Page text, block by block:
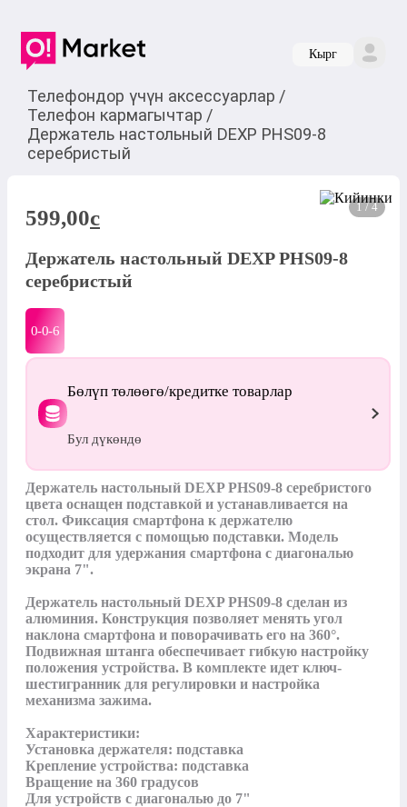
Кырг
Телефондор үчүн аксессуарлар /
Телефон кармагычтар /
Держатель настольный DEXP PHS09-8
серебристый
1 / 4
599,00c
Держатель настольный DEXP PHS09-8
серебристый
0-0-6
Бөлүп төлөөгө/кредитке товарлар
Бул дүкөндө
Держатель настольный DEXP PHS09-8 серебристого
цвета оснащен подставкой и устанавливается на
стол. Фиксация смартфона к держателю
осуществляется с помощью подставки. Модель
подходит для удержания смартфона с диагональю
экрана 7".
Держатель настольный DEXP PHS09-8 сделан из
алюминия. Конструкция позволяет менять угол
наклона смартфона и поворачивать его на 360°.
Подвижная штанга обеспечивает гибкую настройку
положения устройства. В комплекте идет ключ-
шестигранник для регулировки и настройка
механизма зажима.
Характеристики:
Установка держателя: подставка
Крепление устройства: подставка
Вращение на 360 градусов
Для устройств с диагональю до 7"